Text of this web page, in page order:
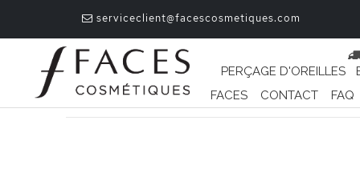
serviceclient@facescosmetiques.com
PERÇAGE D'OREILLES
FACES
CONTACT FAQ